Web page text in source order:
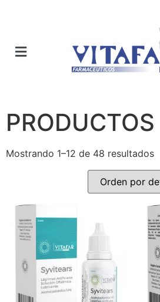
PRODUCTOS
Mostrando 1–12 de 48 resultados